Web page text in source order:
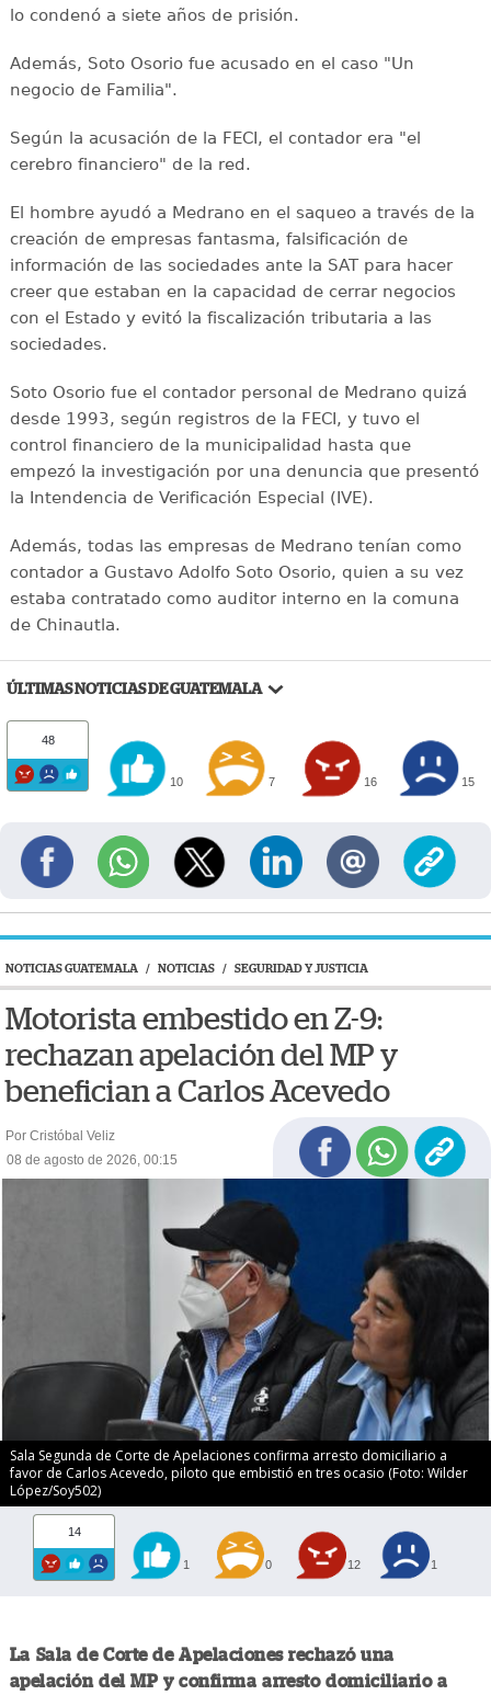
lo condenó a siete años de prisión.
Además, Soto Osorio fue acusado en el caso "Un
negocio de Familia".
Según la acusación de la FECI, el contador era "el
cerebro financiero" de la red.
El hombre ayudó a Medrano en el saqueo a través de la
creación de empresas fantasma, falsificación de
información de las sociedades ante la SAT para hacer
creer que estaban en la capacidad de cerrar negocios
con el Estado y evitó la fiscalización tributaria a las
sociedades.
Soto Osorio fue el contador personal de Medrano quizá
desde 1993, según registros de la FECI, y tuvo el
control financiero de la municipalidad hasta que
empezó la investigación por una denuncia que presentó
la Intendencia de Verificación Especial (IVE).
Además, todas las empresas de Medrano tenían como
contador a Gustavo Adolfo Soto Osorio, quien a su vez
estaba contratado como auditor interno en la comuna
de Chinautla.
ÚLTIMAS NOTICIAS DE GUATEMALA
48
10 7 16 15
NOTICIAS GUATEMALA / NOTICIAS / SEGURIDAD Y JUSTICIA
Motorista embestido en Z-9:
rechazan apelación del MP y
benefician a Carlos Acevedo
Por Cristóbal Veliz
08 de agosto de 2026, 00:15
Sala Segunda de Corte de Apelaciones confirma arresto domiciliario a
favor de Carlos Acevedo, piloto que embistió en tres ocasio (Foto: Wilder
López/Soy502)
14
1 0 12 1
La Sala de Corte de Apelaciones rechazó una
apelación del MP y confirma arresto domiciliario a